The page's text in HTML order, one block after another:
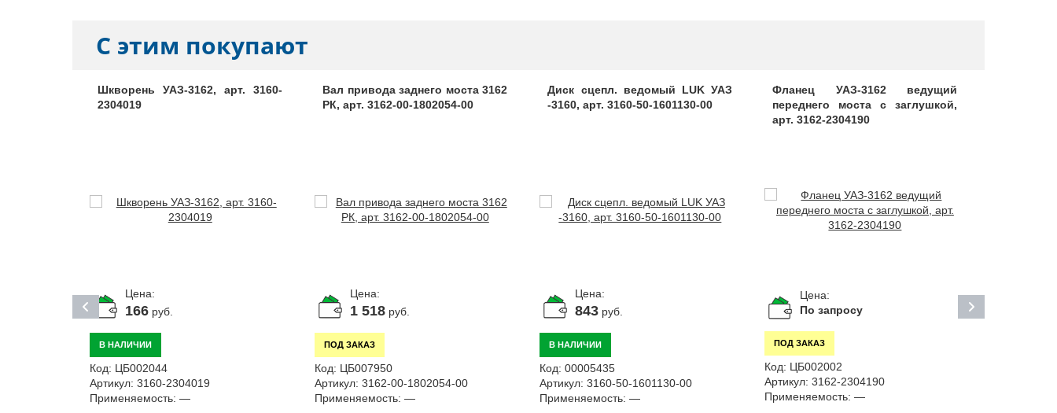
С этим покупают
Шкворень УАЗ-3162, арт. 3160-
2304019
Цена:
166 руб.
В НАЛИЧИИ
Код: ЦБ002044
Артикул: 3160-2304019
Применяемость: —
Вал привода заднего моста 3162
РК, арт. 3162-00-1802054-00
Цена:
1 518 руб.
ПОД ЗАКАЗ
Код: ЦБ007950
Артикул: 3162-00-1802054-00
Применяемость: —
Диск сцепл. ведомый LUK УАЗ
-3160, арт. 3160-50-1601130-00
Цена:
843 руб.
В НАЛИЧИИ
Код: 00005435
Артикул: 3160-50-1601130-00
Применяемость: —
Фланец УАЗ-3162 ведущий
переднего моста с заглушкой,
арт. 3162-2304190
Цена:
По запросу
ПОД ЗАКАЗ
Код: ЦБ002002
Артикул: 3162-2304190
Применяемость: —